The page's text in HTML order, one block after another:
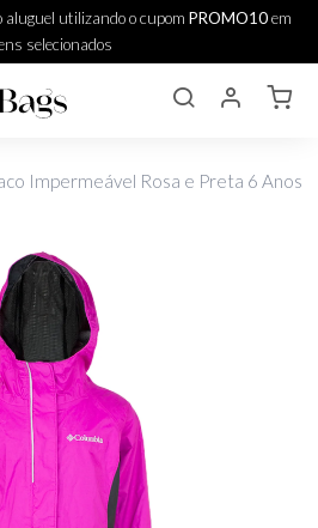
aluguel utilizando o cupom PROMO10em
selecionados
Impermeável Rosa e Preta 6 Anos